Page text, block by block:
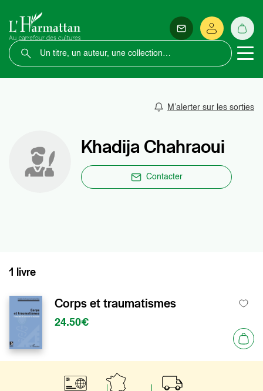
M’alerter sur les sorties
Khadija Chahraoui
Contacter
1 livre
Corps et traumatismes
24.50€